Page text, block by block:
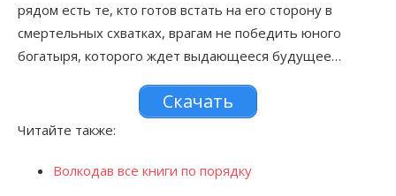
рядом есть те, кто готов встать на его сторону в
смертельных схватках, врагам не победить юного
богатыря, которого ждет выдающееся будущее…
Скачать
Читайте также:
Волкодав все книги по порядку